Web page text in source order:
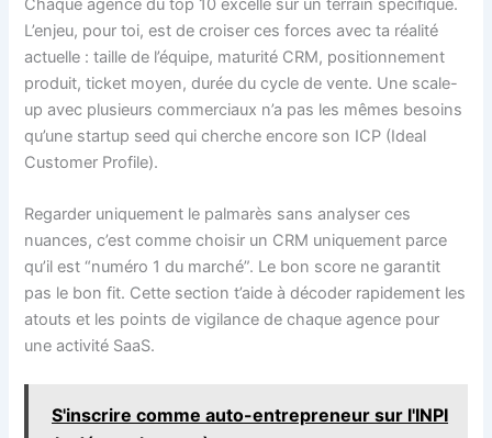
Chaque agence du top 10 excelle sur un terrain spécifique.
L’enjeu, pour toi, est de croiser ces forces avec ta réalité
actuelle : taille de l’équipe, maturité CRM, positionnement
produit, ticket moyen, durée du cycle de vente. Une scale-
up avec plusieurs commerciaux n’a pas les mêmes besoins
qu’une startup seed qui cherche encore son ICP (Ideal
Customer Profile).
Regarder uniquement le palmarès sans analyser ces
nuances, c’est comme choisir un CRM uniquement parce
qu’il est “numéro 1 du marché”. Le bon score ne garantit
pas le bon fit. Cette section t’aide à décoder rapidement les
atouts et les points de vigilance de chaque agence pour
une activité SaaS.
S'inscrire comme auto-entrepreneur sur l'INPI